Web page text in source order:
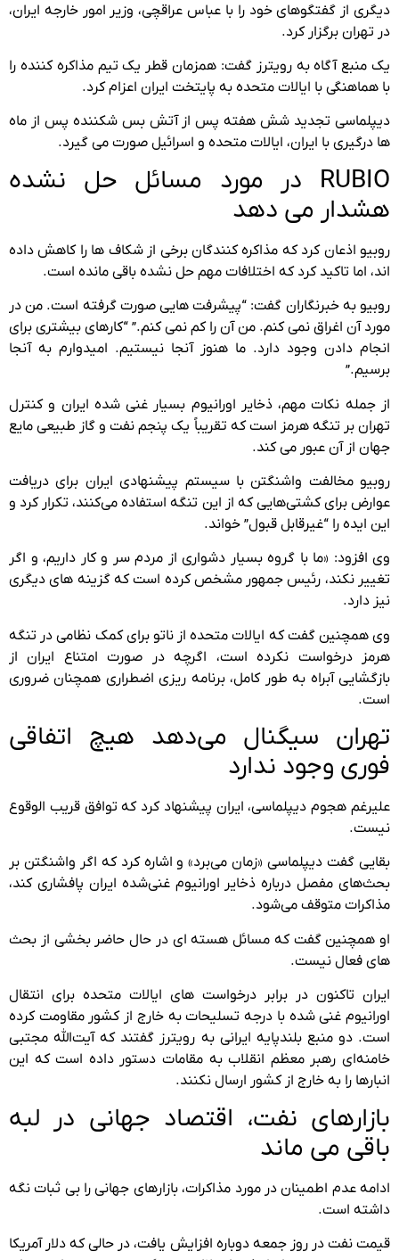
دیگری از گفتگوهای خود را با عباس عراقچی، وزیر امور خارجه ایران،
در تهران برگزار کرد.
یک منبع آگاه به رویترز گفت: همزمان قطر یک تیم مذاکره کننده را
با هماهنگی با ایالات متحده به پایتخت ایران اعزام کرد.
دیپلماسی تجدید شش هفته پس از آتش بس شکننده پس از ماه
ها درگیری با ایران، ایالات متحده و اسرائیل صورت می گیرد.
RUBIO در مورد مسائل حل نشده
هشدار می دهد
روبیو اذعان کرد که مذاکره کنندگان برخی از شکاف ها را کاهش داده
اند، اما تاکید کرد که اختلافات مهم حل نشده باقی مانده است.
روبیو به خبرنگاران گفت: “پیشرفت هایی صورت گرفته است. من در
مورد آن اغراق نمی کنم. من آن را کم نمی کنم.” “کارهای بیشتری برای
انجام دادن وجود دارد. ما هنوز آنجا نیستیم. امیدوارم به آنجا
برسیم.”
از جمله نکات مهم، ذخایر اورانیوم بسیار غنی شده ایران و کنترل
تهران بر تنگه هرمز است که تقریباً یک پنجم نفت و گاز طبیعی مایع
جهان از آن عبور می کند.
روبیو مخالفت واشنگتن با سیستم پیشنهادی ایران برای دریافت
عوارض برای کشتی‌هایی که از این تنگه استفاده می‌کنند، تکرار کرد و
این ایده را “غیرقابل قبول” خواند.
وی افزود: «ما با گروه بسیار دشواری از مردم سر و کار داریم، و اگر
تغییر نکند، رئیس جمهور مشخص کرده است که گزینه های دیگری
نیز دارد.
وی همچنین گفت که ایالات متحده از ناتو برای کمک نظامی در تنگه
هرمز درخواست نکرده است، اگرچه در صورت امتناع ایران از
بازگشایی آبراه به طور کامل، برنامه ریزی اضطراری همچنان ضروری
است.
تهران سیگنال می‌دهد هیچ اتفاقی
فوری وجود ندارد
علیرغم هجوم دیپلماسی، ایران پیشنهاد کرد که توافق قریب الوقوع
نیست.
بقایی گفت دیپلماسی «زمان می‌برد» و اشاره کرد که اگر واشنگتن بر
بحث‌های مفصل درباره ذخایر اورانیوم غنی‌شده ایران پافشاری کند،
مذاکرات متوقف می‌شود.
او همچنین گفت که مسائل هسته ای در حال حاضر بخشی از بحث
های فعال نیست.
ایران تاکنون در برابر درخواست های ایالات متحده برای انتقال
اورانیوم غنی شده با درجه تسلیحات به خارج از کشور مقاومت کرده
است. دو منبع بلندپایه ایرانی به رویترز گفتند که آیت‌الله مجتبی
خامنه‌ای رهبر معظم انقلاب به مقامات دستور داده است که این
انبارها را به خارج از کشور ارسال نکنند.
بازارهای نفت، اقتصاد جهانی در لبه
باقی می ماند
ادامه عدم اطمینان در مورد مذاکرات، بازارهای جهانی را بی ثبات نگه
داشته است.
قیمت نفت در روز جمعه دوباره افزایش یافت، در حالی که دلار آمریکا